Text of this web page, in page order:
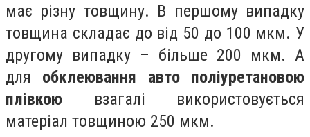
має різну товщину. В першому випадку
товщина складає до від 50 до 100 мкм. У
другому випадку – більше 200 мкм. А
для обклеювання авто поліуретановою
плівкою взагалі використовується
матеріал товщиною 250 мкм.